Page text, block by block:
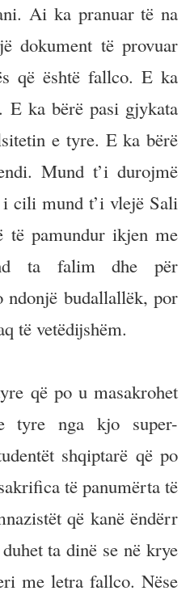
Ai ka pranuar të na
dokument të provuar
që është fallco. E ka
E ka bërë pasi gjykata
e tyre. E ka bërë
Mund t’i durojmë
cili mund t’i vlejë Sali
të pamundur ikjen me
ta falim dhe për
budallallëk, por
të vetëdijshëm.
që po u masakrohet
tyre nga kjo super-
shqiptarë që po
të panumërta të
që kanë ëndërr
ta dinë se në krye
me letra fallco. Nëse